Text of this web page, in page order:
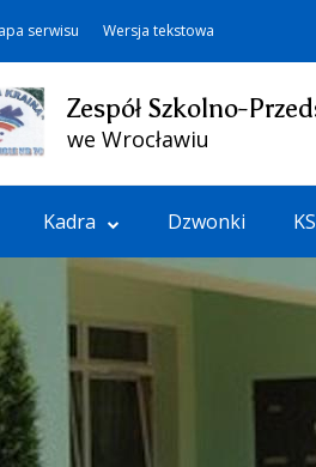
serwisu Wersja tekstowa
Zespół Szkolno-
we Wrocławiu
Kadra Dzwonki